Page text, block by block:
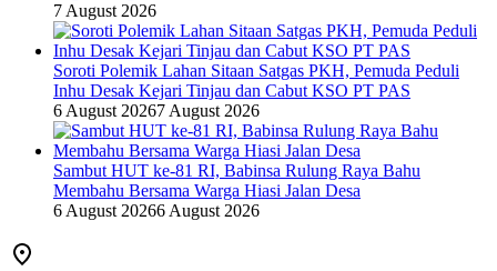
7 August 2026
Soroti Polemik Lahan Sitaan Satgas PKH, Pemuda Peduli
Inhu Desak Kejari Tinjau dan Cabut KSO PT PAS
6 August 20267 August 2026
Sambut HUT ke-81 RI, Babinsa Rulung Raya Bahu
Membahu Bersama Warga Hiasi Jalan Desa
6 August 20266 August 2026